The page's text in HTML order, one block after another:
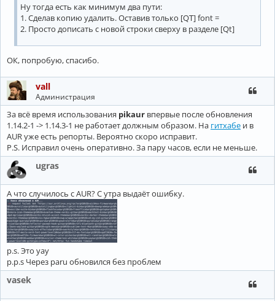
Ну тогда есть как минимум два пути:
1. Сделав копию удалить. Оставив только [QT] font =
2. Просто дописать с новой строки сверху в разделе [Qt]
ОК, попробую, спасибо.
vall
Администрация
За всё время использования pikaur впервые после обновления
1.14.2-1 -> 1.14.3-1 не работает должным образом. На гитхабе и в
AUR уже есть репорты. Вероятно скоро исправит.
P.S. Исправил очень оперативно. За пару часов, если не меньше.
ugras
А что случилось с AUR? С утра выдаёт ошибку.
p.s. Это yay
p.p.s Через paru обновился без проблем
vasek